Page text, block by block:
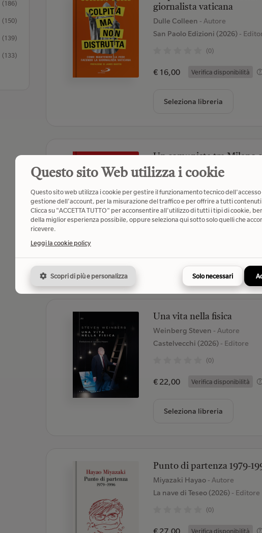
(186)
(150)
(139)
(133)
giornalista vaticana
Dulle Colleen - Autore
San Paolo Edizioni (2026)-
(0)
€ 16,00 Verifica disponibilità
Seleziona libreria
Un comunista tra Milano
Tangentopoli
La nave di Teseo (2026)- Editore
(0)
Una vita nella fisica
Weinberg Steven - Autore
Castelvecchi (2026)- Editore
(0)
€ 22,00 Verifica disponibilità
Seleziona libreria
Punto di partenza 1979-
Miyazaki Hayao - Autore
La nave di Teseo (2026)- Editore
(0)
€ 27,00 Verifica disponibilità
Questo sito Web utilizza i cookie
Questo sito web utilizza i cookie per gestire il funzionamento tecnico
gestione dell'account, per la misurazione del traffico e per offrire a tutti
Clicca su "ACCETTA TUTTO" per acconsentire all'utilizzo di tutti i tipi di cookie,
della miglior esperienza possibile, oppure seleziona qui sotto solo quelli che
ricevere.
Leggi la cookie policy
Scopri di più e personalizza Solo necessari